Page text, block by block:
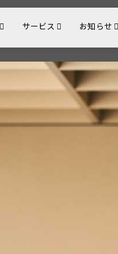
サービス お知らせ